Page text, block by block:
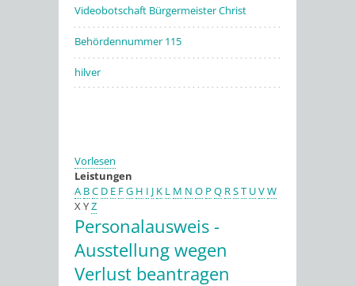
Videobotschaft Bürgermeister Christ
Behördennummer 115
hilver
Vorlesen
Leistungen
A BC D E FG H I J K L M N O P Q RST UVW
XYZ
Personalausweis -
Ausstellung wegen
Verlust beantragen